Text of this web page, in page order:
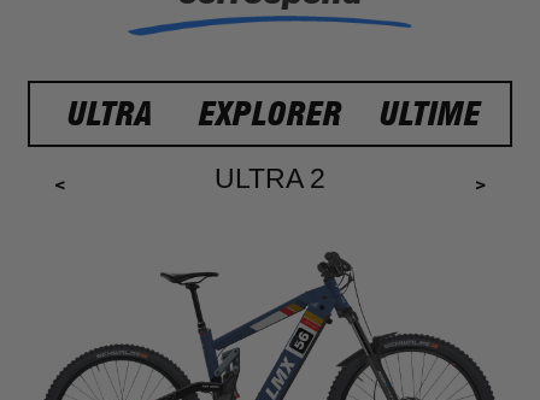
ULTRA EXPLORER ULTIME
< ULTRA 2 >